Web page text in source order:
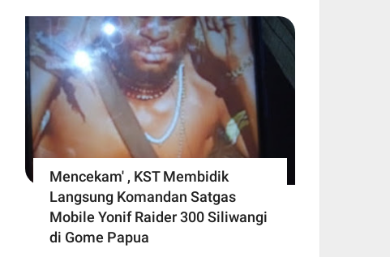
Mencekam' , KST Membidik
Langsung Komandan Satgas
Mobile Yonif Raider 300 Siliwangi
di Gome Papua